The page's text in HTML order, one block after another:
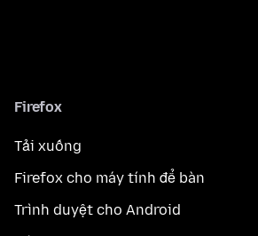
Firefox
Tải xuống
Firefox cho máy tính để bàn
Trình duyệt cho Android